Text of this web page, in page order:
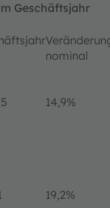
Geschäftsjahr
nominal
14,9%
19,2%